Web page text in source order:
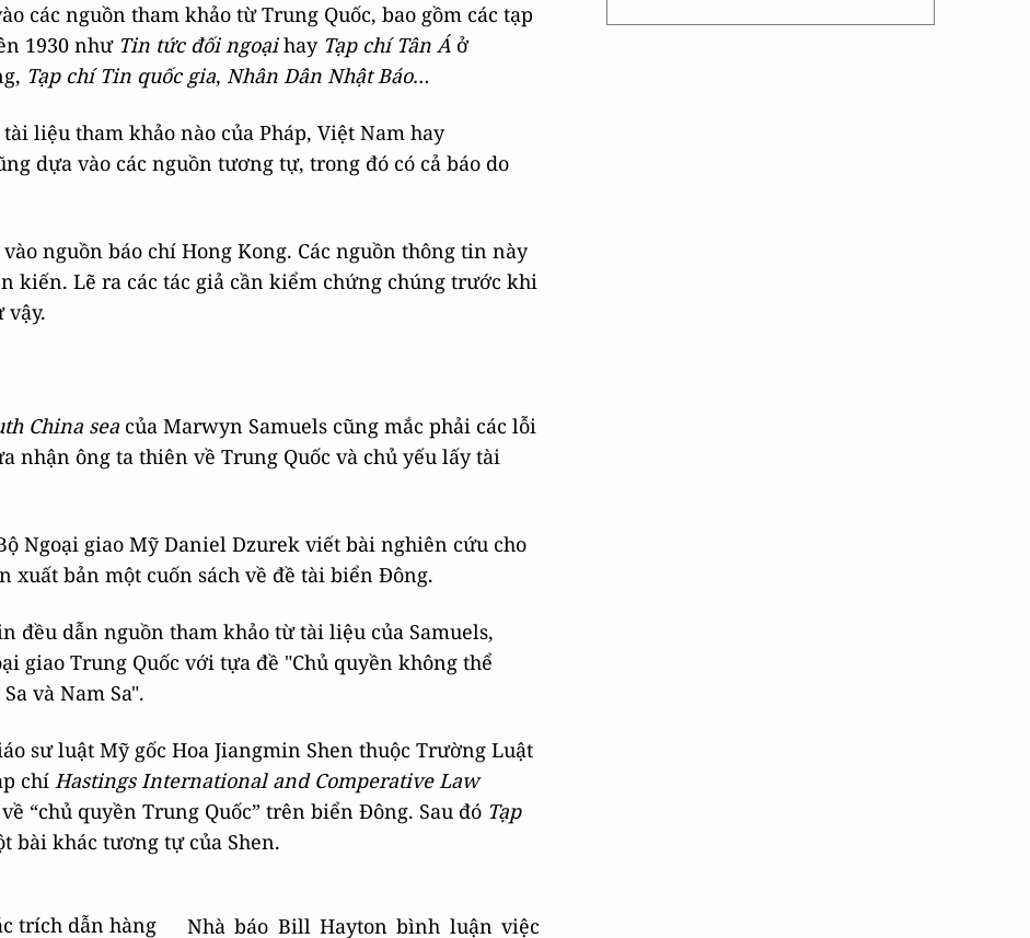
các nguồn tham khảo từ Trung Quốc, bao gồm các tạp
1930 như Tin tức đối ngoạihay Tạp chí Tân Á ở
Tạp chí Tin quốc gia, Nhân Dân Nhật Báo…
liệu tham khảo nào của Pháp, Việt Nam hay
dựa vào các nguồn tương tự, trong đó có cả báo do
nguồn báo chí Hong Kong. Các nguồn thông tin này
kiến. Lẽ ra các tác giả cần kiểm chứng chúng trước khi
vậy.
China sea của Marwyn Samuels cũng mắc phải các lỗi
nhận ông ta thiên về Trung Quốc và chủ yếu lấy tài
Ngoại giao Mỹ Daniel Dzurek viết bài nghiên cứu cho
xuất bản một cuốn sách về đề tài biển Đông.
đều dẫn nguồn tham khảo từ tài liệu của Samuels,
giao Trung Quốc với tựa đề "Chủ quyền không thể
và Nam Sa".
sư luật Mỹ gốc Hoa Jiangmin Shen thuộc Trường Luật
chí Hastings International and Comperative Law
“chủ quyền Trung Quốc” trên biển Đông. Sau đó Tạp
bài khác tương tự của Shen.
Nhà báo Bill Hayton bình luận việc
trích dẫn hàng